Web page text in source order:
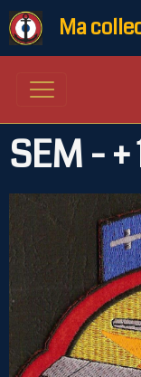
Ma
SEM -